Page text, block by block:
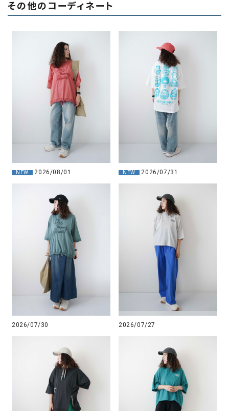
その他のコーディネート
NEW 2026/08/01 NEW 2026/07/31
2026/07/30 2026/07/27